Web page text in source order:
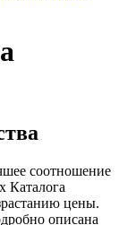
соотношение
Каталога
цены.
описана